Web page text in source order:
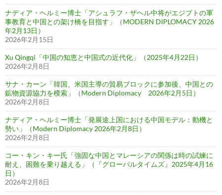
ナディア・ヘルミー博士「アシュラフ・ザヘル中将がエジプトの軍
事教育と中国との架け橋を目指す」（MODERN DIPLOMACY 2026
年2月13日）
2026年2月15日
Xu Qingqi「中国の知恵と中国式の近代化」（2025年4月22日）
2026年2月8日
サナ・カーン「韓国、米国主導の貿易ブロックに参加後、中国との
鉱物資源協力を模索」（Modern Diplomacy 2026年2月5日）
2026年2月8日
ナディア・ヘルミー博士「発展途上国における中国モデル：動機と
勢い」（Modern Diplomacy 2026年2月8日）
2026年2月8日
コー・キン・キー氏「強固な中国とマレーシアの関係は時の試練に
耐え、困難を乗り越える」（『グローバルタイムズ』2025年4月16
日）
2026年2月8日